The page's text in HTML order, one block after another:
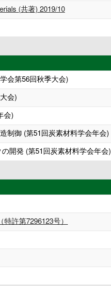
(共著) 2019/10
会第56回秋季大会)
会)
会)
制御 (第51回炭素材料学会年会)
開発 (第51回炭素材料学会年会)
許第7296123号）